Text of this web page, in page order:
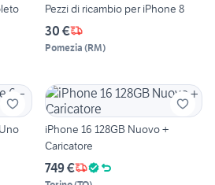
Pezzi di ricambio per iPhone 8
30 €
Pomezia (RM)
iPhone 16 128GB Nuovo +
Caricatore
749 €